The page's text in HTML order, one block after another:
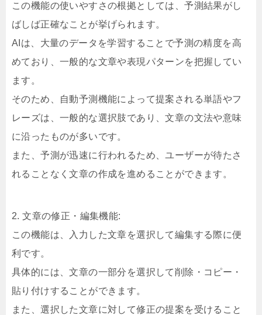
この機能の使いやすさの根拠としては、予測結果がし
ばしば正確なことが挙げられます。
AIは、大量のデータを学習することで予測の精度を高
めており、一般的な文章や表現パターンを把握してい
ます。
そのため、自動予測機能によって提案される単語やフ
レーズは、一般的な選択肢であり、文章の文法や意味
に沿ったものが多いです。
また、予測が迅速に行われるため、ユーザーが待たさ
れることなく文章の作成を進めることができます。
2. 文章の修正・編集機能:
この機能は、入力した文章を選択して編集する際に便
利です。
具体的には、文章の一部分を選択して削除・コピー・
貼り付けすることができます。
また、選択した文章に対して修正の提案を受けること